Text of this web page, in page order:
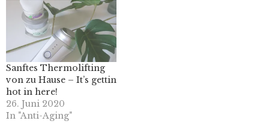
Sanftes Thermolifting
von zu Hause – It’s gettin
hot in here!
26. Juni 2020
In "Anti-Aging"